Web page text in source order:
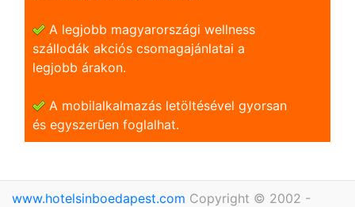
A legjobb magyarországi wellness
szállodák akciós csomagajánlatai a
legjobb árakon.
A mobilalkalmazás letöltésével gyorsan
és egyszerũen foglalhat.
www.hotelsinboedapest.com Copyright © 2002 -